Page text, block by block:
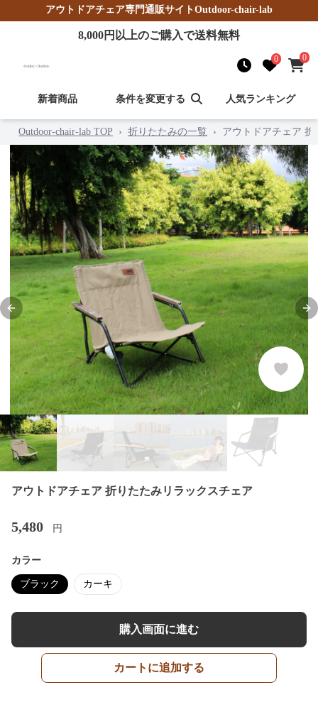
アウトドアチェア専門通販サイトOutdoor-chair-lab
8,000円以上のご購入で送料無料
0 0
新着商品 条件を変更する 人気ランキング
Outdoor-chair-lab TOP › 折りたたみの一覧 › アウトドアチェア
Previous slide
アウトドアチェア 折りたたみリラックスチェア
5,480 円
カラー
ブラック カーキ
購入画面に進む
カートに追加する